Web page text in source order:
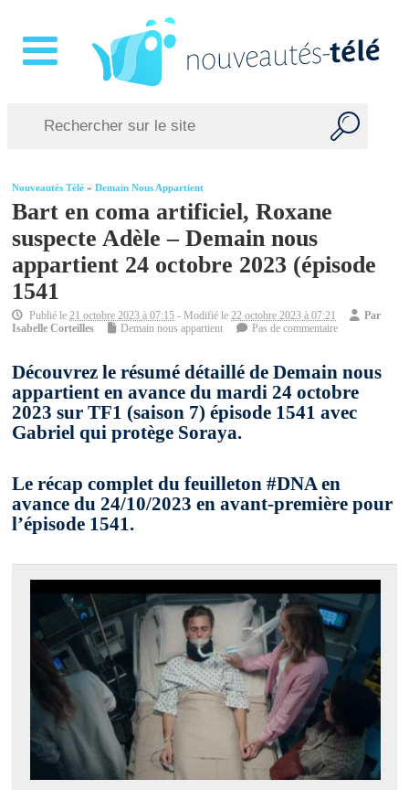
Nouveautés Télé »Demain Nous Appartient
Bart en coma artificiel, Roxane
suspecte Adèle – Demain nous
appartient 24 octobre 2023 (épisode
1541
Publié le21 octobre 2023 à 07:15 - Modifié le22 octobre 2023 à 07:21
Par
Isabelle Corteilles
Demain nous appartient Pas de commentaire
Découvrez le résumé détaillé de Demain nous
appartient en avance du mardi 24 octobre
2023 sur TF1 (saison 7) épisode 1541 avec
Gabriel qui protège Soraya.
Le récap complet du feuilleton #DNA en
avance du 24/10/2023 en avant-première pour
l’épisode 1541.